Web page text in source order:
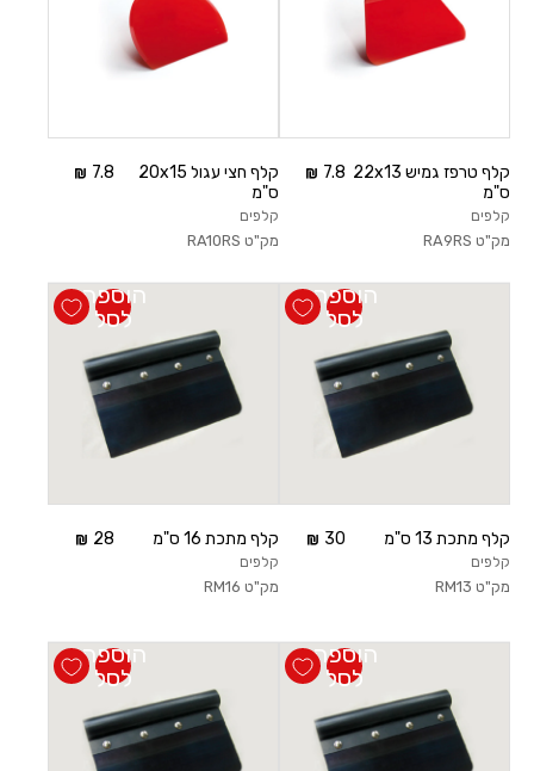
קלף טרפז גמיש 22x13
ס"מ
קלפים
מק"ט RA9RS
7.8
קלף חצי עגול 20x15
ס"מ
קלפים
מק"ט RA10RS
7.8
קלף מתכת 13 ס"מ
קלפים
מק"ט RM13
30
הוספה
לסל
קלף מתכת 16 ס"מ
קלפים
מק"ט RM16
28
הוספה
לסל
הוספה
לסל
הוספה
לסל